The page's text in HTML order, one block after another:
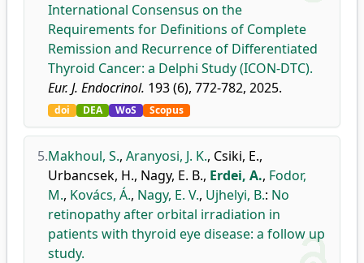
International Consensus on the
Requirements for Definitions of Complete
Remission and Recurrence of Differentiated
Thyroid Cancer: a Delphi Study (ICON-DTC).
Eur. J. Endocrinol. 193 (6), 772-782, 2025.
doi DEA WoS Scopus
5.Makhoul, S., Aranyosi, J. K., Csiki, E.,
Urbancsek, H., Nagy, E. B., Erdei, A., Fodor,
M., Kovács, Á., Nagy, E. V., Ujhelyi, B.: No
retinopathy after orbital irradiation in
patients with thyroid eye disease: a follow up
study.